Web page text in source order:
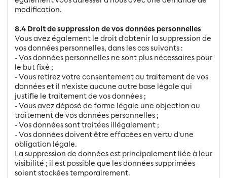
modification.
8.4 Droit de suppression de vos données personnelles
Vous avez également le droit d'obtenir la suppression de
vos données personnelles, dans les cas suivants :
- Vos données personnelles ne sont plus nécessaires pour
le but fixé ;
- Vous retirez votre consentement au traitement de vos
données et il n'existe aucune autre base légale qui
justifie le traitement de vos données ;
- Vous avez déposé de forme légale une objection au
traitement de vos données personnelles ;
- Vos données sont traitées illégalement ;
- Vos données doivent être effacées en vertu d'une
obligation légale.
La suppression de données est principalement liée à leur
visibilité ; il est possible que les données supprimées
soient stockées temporairement.